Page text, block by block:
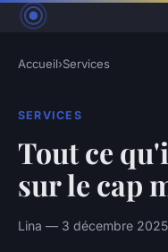
Accueil›Services
SERVICES
Tout ce
sur le cap
Lina — 3 décembre